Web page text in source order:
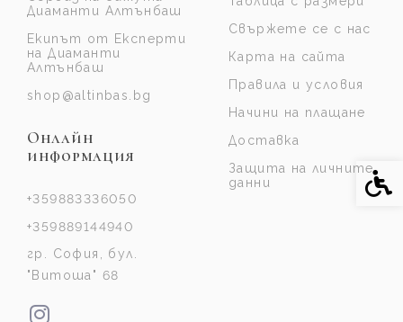
Диаманти Алтънбаш
Екипът от Експерти
на Диаманти
Алтънбаш
shop@altinbas.bg
Онлайн
информация
+359883336050
+359889144940
гр. София, бул.
"Витоша" 68
Свържете се с нас
Карта на сайта
Правила и условия
Начини на плащане
Доставка
Защита на личните
данни